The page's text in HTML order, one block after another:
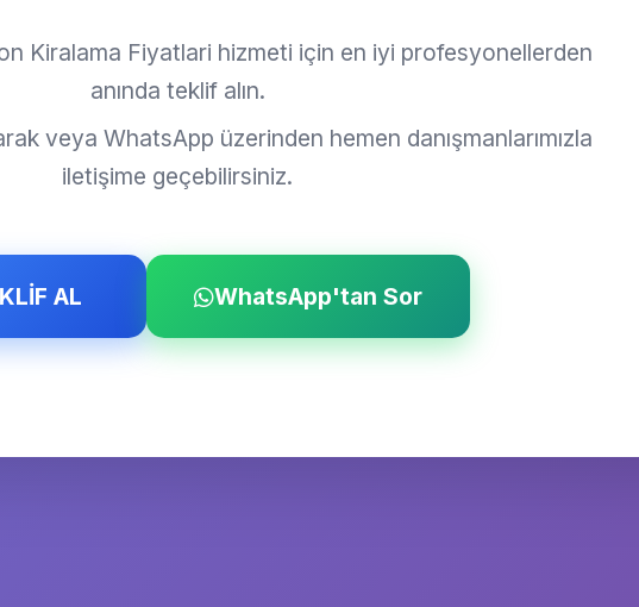
Kiralama Fiyatlari hizmeti için en iyi profesyonellerden
anında teklif alın.
veya WhatsApp üzerinden hemen danışmanlarımızla
iletişime geçebilirsiniz.
AL WhatsApp'tan Sor